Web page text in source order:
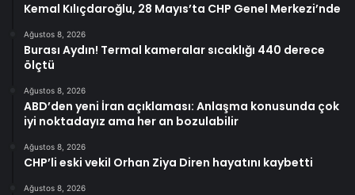
Kemal Kılıçdaroğlu, 28 Mayıs’ta CHP Genel Merkezi’nde
Ağustos 8, 2026
Burası Aydın! Termal kameralar sıcaklığı 440 derece
ölçtü
Ağustos 8, 2026
ABD’den yeni İran açıklaması: Anlaşma konusunda çok
iyi noktadayız ama her an bozulabilir
Ağustos 8, 2026
CHP’li eski vekil Orhan Ziya Diren hayatını kaybetti
Ağustos 8, 2026